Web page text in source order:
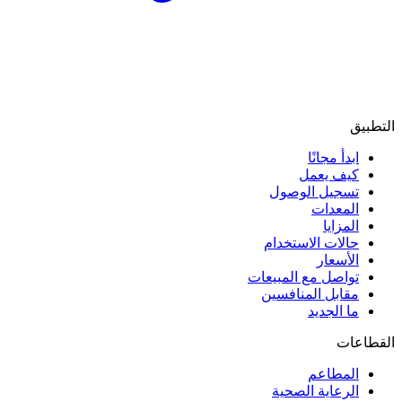
التطبيق
ابدأ مجانًا
كيف يعمل
تسجيل الوصول
المعدات
المزايا
حالات الاستخدام
الأسعار
تواصل مع المبيعات
مقابل المنافسين
ما الجديد
القطاعات
المطاعم
الرعاية الصحية